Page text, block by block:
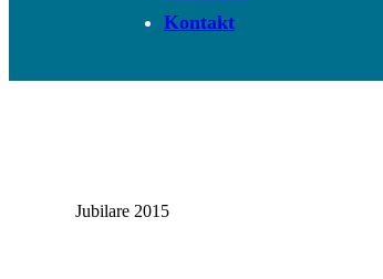
Kontakt
Jubilare 2015